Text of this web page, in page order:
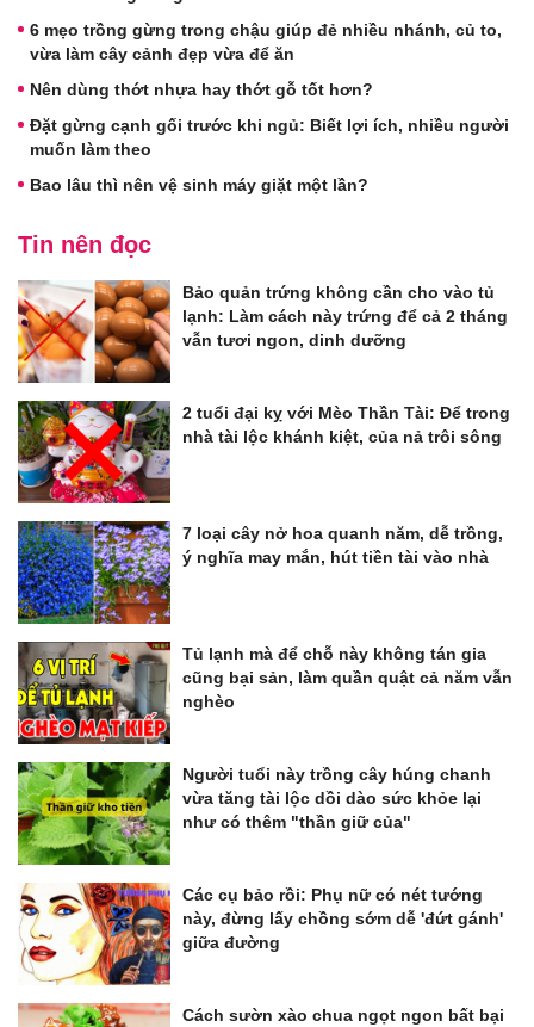
6 mẹo trồng gừng trong chậu giúp đẻ nhiều nhánh, củ to,
vừa làm cây cảnh đẹp vừa để ăn
Nên dùng thớt nhựa hay thớt gỗ tốt hơn?
Đặt gừng cạnh gối trước khi ngủ: Biết lợi ích, nhiều người
muốn làm theo
Bao lâu thì nên vệ sinh máy giặt một lần?
Tin nên đọc
Bảo quản trứng không cần cho vào tủ
lạnh: Làm cách này trứng để cả 2 tháng
vẫn tươi ngon, dinh dưỡng
2 tuổi đại kỵ với Mèo Thần Tài: Để trong
nhà tài lộc khánh kiệt, của nả trôi sông
7 loại cây nở hoa quanh năm, dễ trồng,
ý nghĩa may mắn, hút tiền tài vào nhà
Tủ lạnh mà để chỗ này không tán gia
cũng bại sản, làm quần quật cả năm vẫn
nghèo
Người tuổi này trồng cây húng chanh
vừa tăng tài lộc dồi dào sức khỏe lại
như có thêm "thần giữ của"
Các cụ bảo rồi: Phụ nữ có nét tướng
này, đừng lấy chồng sớm dễ 'đứt gánh'
giữa đường
Cách sườn xào chua ngọt ngon bất bại